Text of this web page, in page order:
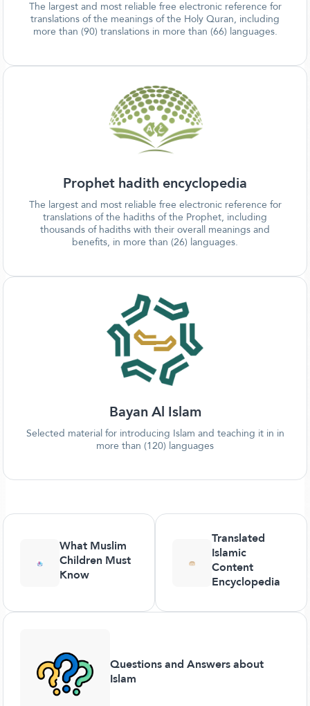
The largest and most reliable free electronic reference for
translations of the meanings of the Holy Quran, including
more than (90) translations in more than (66) languages.
Prophet hadith encyclopedia
The largest and most reliable free electronic reference for
translations of the hadiths of the Prophet, including
thousands of hadiths with their overall meanings and
benefits, in more than (26) languages.
Bayan Al Islam
Selected material for introducing Islam and teaching it in in
more than (120) languages
What Muslim
Children Must
Know
Translated
Islamic
Content
Encyclopedia
Questions and Answers about
Islam